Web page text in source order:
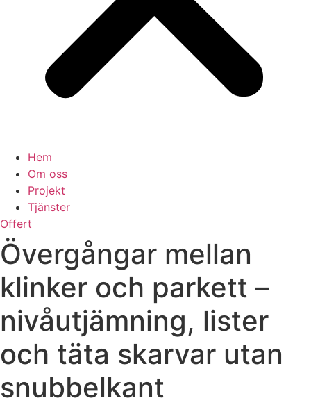
Hem
Om oss
Projekt
Tjänster
Offert
Övergångar mellan
klinker och parkett –
nivåutjämning, lister
och täta skarvar utan
snubbelkant